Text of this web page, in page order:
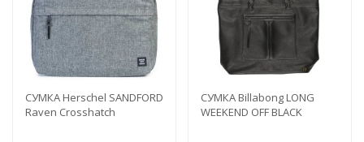
СУМКА Herschel SANDFORD
Raven Crosshatch
СУМКА Billabong LONG
WEEKEND OFF BLACK